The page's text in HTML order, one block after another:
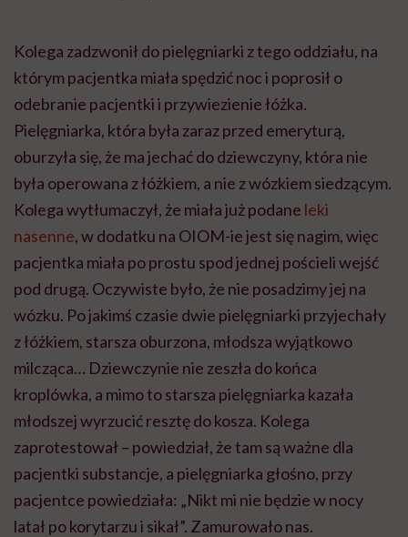
Kolega zadzwonił do pielęgniarki z tego oddziału, na
którym pacjentka miała spędzić noc i poprosił o
odebranie pacjentki i przywiezienie łóżka.
Pielęgniarka, która była zaraz przed emeryturą,
oburzyła się, że ma jechać do dziewczyny, która nie
była operowana z łóżkiem, a nie z wózkiem siedzącym.
Kolega wytłumaczył, że miała już podane leki
nasenne, w dodatku na OIOM-ie jest się nagim, więc
pacjentka miała po prostu spod jednej pościeli wejść
pod drugą. Oczywiste było, że nie posadzimy jej na
wózku. Po jakimś czasie dwie pielęgniarki przyjechały
z łóżkiem, starsza oburzona, młodsza wyjątkowo
milcząca… Dziewczynie nie zeszła do końca
kroplówka, a mimo to starsza pielęgniarka kazała
młodszej wyrzucić resztę do kosza. Kolega
zaprotestował – powiedział, że tam są ważne dla
pacjentki substancje, a pielęgniarka głośno, przy
pacjentce powiedziała: „Nikt mi nie będzie w nocy
latał po korytarzu i sikał”. Zamurowało nas.